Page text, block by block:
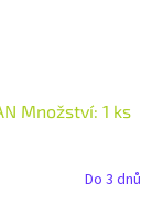
Množství: 1 ks
Do 3 dnů